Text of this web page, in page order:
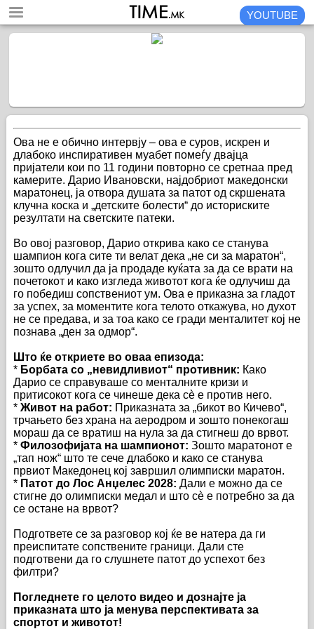
YOUTUBE
Ова не е обично интервју – ова е суров, искрен и
длабоко инспиративен муабет помеѓу двајца
пријатели кои по 11 години повторно се сретнаа пред
камерите. Дарио Ивановски, најдобриот македонски
маратонец, ја отвора душата за патот од скршената
клучна коска и „детските болести“ до историските
резултати на светските патеки.
Во овој разговор, Дарио открива како се станува
шампион кога сите ти велат дека „не си за маратон“,
зошто одлучил да ја продаде куќата за да се врати на
почетокот и како изгледа животот кога ќе одлучиш да
го победиш сопствениот ум. Ова е приказна за гладот
за успех, за моментите кога телото откажува, но духот
не се предава, и за тоа како се гради менталитет кој не
познава „ден за одмор“.
Што ќе откриете во оваа епизода:
* Борбата со „невидливиот“ противник: Како
Дарио се справуваше со менталните кризи и
притисокот кога се чинеше дека сè е против него.
* Живот на работ: Приказната за „бикот во Кичево“,
трчањето без храна на аеродром и зошто понекогаш
мораш да се вратиш на нула за да стигнеш до врвот.
* Филозофијата на шампионот: Зошто маратонот е
„тап нож“ што те сече длабоко и како се станува
првиот Македонец кој завршил олимписки маратон.
* Патот до Лос Анџелес 2028: Дали е можно да се
стигне до олимписки медал и што сè е потребно за да
се остане на врвот?
Подгответе се за разговор кој ќе ве натера да ги
преиспитате сопствените граници. Дали сте
подготвени да го слушнете патот до успехот без
филтри?
Погледнете го целото видео и дознајте ја
приказната што ја менува перспективата за
спортот и животот!